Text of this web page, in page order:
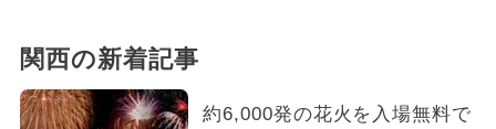
関西の新着記事
約6,000発の花火を入場無料で